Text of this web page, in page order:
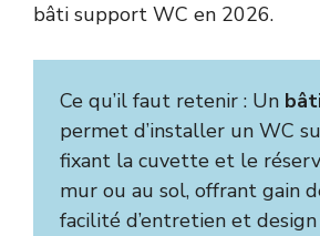
bâti support WC en 2026.
Ce qu’il faut retenir : Un
permet d’installer un WC
fixant la cuvette et le
mur ou au sol, offrant gain
facilité d’entretien et